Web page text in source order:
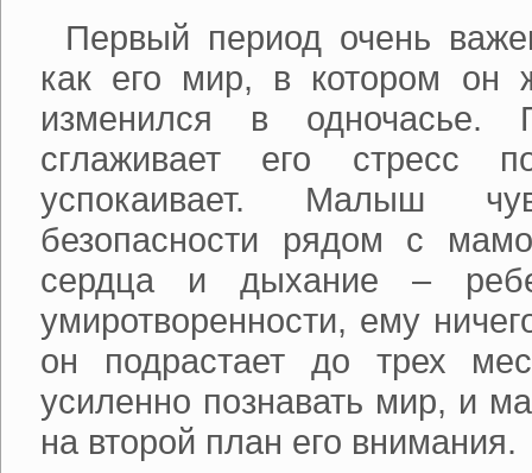
Первый период очень
как его мир, в котором он
изменился в одночасье.
сглаживает его стресс
успокаивает. Малыш
безопасности рядом с
сердца и дыхание –
умиротворенности, ему
он подрастает до трех
усиленно познавать мир, и
на второй план его внимания.